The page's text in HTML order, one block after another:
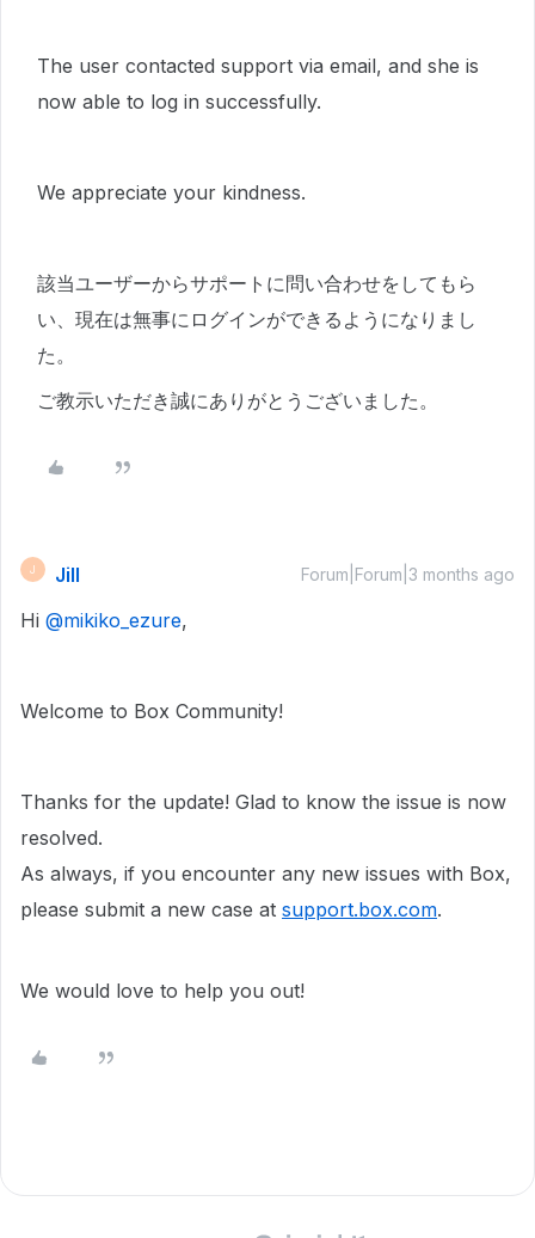
The user contacted support via email, and she is
now able to log in successfully.
We appreciate your kindness.
該当ユーザーからサポートに問い合わせをしてもら
い、現在は無事にログインができるようになりまし
た。
ご教示いただき誠にありがとうございました。
J Jill Forum|Forum|3 months ago
Hi ​ @mikiko_ezure,
Welcome to Box Community!
Thanks for the update! Glad to know the issue is now
resolved.
As always, if you encounter any new issues with Box,
please submit a new case at support.box.com.
We would love to help you out!